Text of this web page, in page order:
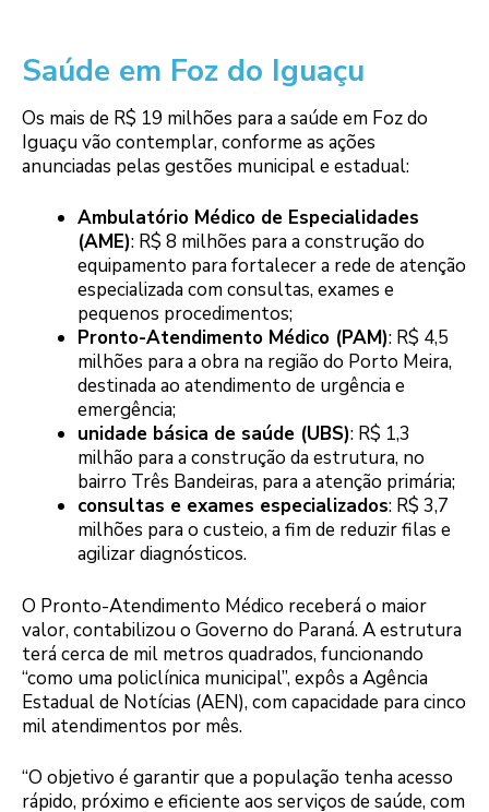
Saúde em Foz do Iguaçu
Os mais de R$ 19 milhões para a saúde em Foz do
Iguaçu vão contemplar, conforme as ações
anunciadas pelas gestões municipal e estadual:
Ambulatório Médico de Especialidades
(AME): R$ 8 milhões para a construção do
equipamento para fortalecer a rede de atenção
especializada com consultas, exames e
pequenos procedimentos;
Pronto-Atendimento Médico (PAM): R$ 4,5
milhões para a obra na região do Porto Meira,
destinada ao atendimento de urgência e
emergência;
unidade básica de saúde (UBS): R$ 1,3
milhão para a construção da estrutura, no
bairro Três Bandeiras, para a atenção primária;
consultas e exames especializados: R$ 3,7
milhões para o custeio, a fim de reduzir filas e
agilizar diagnósticos.
O Pronto-Atendimento Médico receberá o maior
valor, contabilizou o Governo do Paraná. A estrutura
terá cerca de mil metros quadrados, funcionando
“como uma policlínica municipal”, expôs a Agência
Estadual de Notícias (AEN), com capacidade para cinco
mil atendimentos por mês.
“O objetivo é garantir que a população tenha acesso
rápido, próximo e eficiente aos serviços de saúde, com